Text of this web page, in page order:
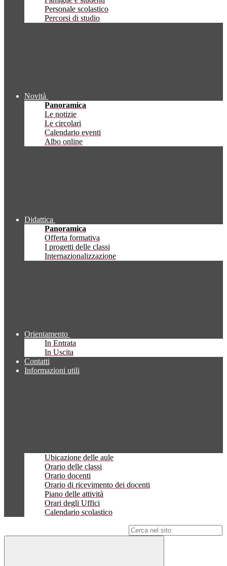
Personale scolastico
Percorsi di studio
Novità
Panoramica
Le notizie
Le circolari
Calendario eventi
Albo online
Didattica
Panoramica
Offerta formativa
I progetti delle classi
Internazionalizzazione
Orientamento
In Entrata
In Uscita
Contatti
Informazioni utili
Ubicazione delle aule
Orario delle classi
Orario docenti
Orario di ricevimento dei docenti
Piano delle attività
Orari degli Uffici
Calendario scolastico